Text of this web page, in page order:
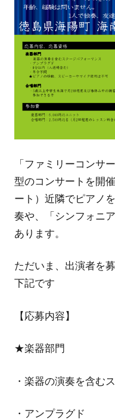
「ファミリーコンサ
型のコンサートを開
ート）近隣でピアノ
奏や、「シンフォニ
あります。
ただいま、出演者を
下記です
【応募内容】
★楽器部門
・楽器の演奏を含む
・アンプラグド